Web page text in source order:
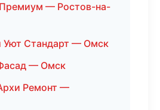
— Ростов-на-
Уют Стандарт — Омск
— Омск
Ремонт —